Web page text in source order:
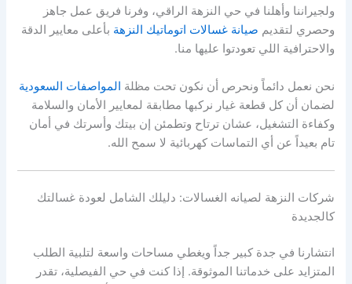
ولجيراننا وأهلنا في حي النزهة الراقي، وفرنا فريق عمل جاهز
وحصري لتقديم صيانة غسالات اتوماتيك النزهة بأعلى معايير الدقة
والاحترافية اللي تعودتوا عليها منا.
نحن نعمل دائماً ونحرص أن نكون تحت مظلة المواصفات السعودية
لضمان أن كل قطعة غيار نركبها مطابقة لمعايير الأمان والسلامة
وكفاءة التشغيل، عشان ترتاح وتطمئن إن بيتك وأسرتك في أمان
تام بعيداً عن أي التماسات كهربائية لا سمح الله.
شركات النزهة لصيانه الغسالات: دليلك الشامل لعودة غسالتك
كالجديدة
انتشارنا في جدة كبير جداً ويغطي مساحات واسعة لتلبية الطلب
المتزايد على خدماتنا الموثوقة. إذا كنت في حي الفيصلية، تقدر